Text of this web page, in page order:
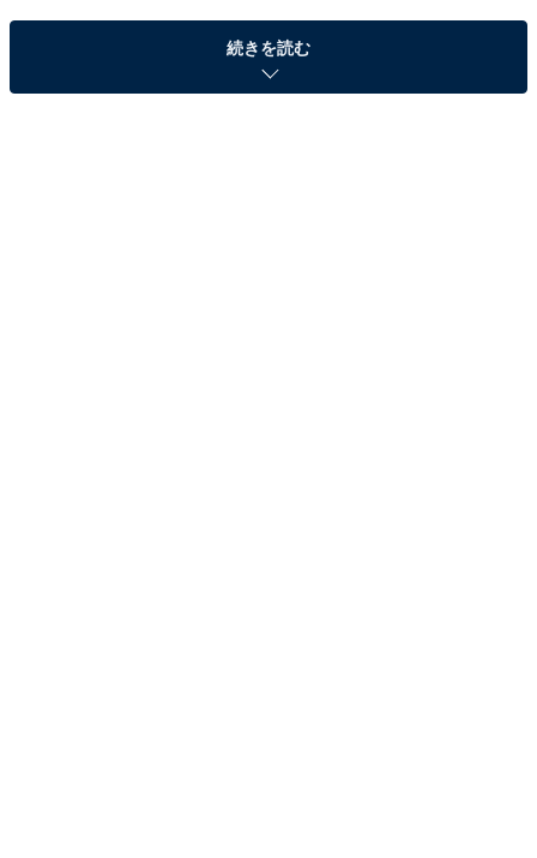
モンが登場します！ しかも今年は、おうちで楽しめるセ
ットが充実。暑〜い夏休みのプチご褒美に、みんなでポ
続きを読む